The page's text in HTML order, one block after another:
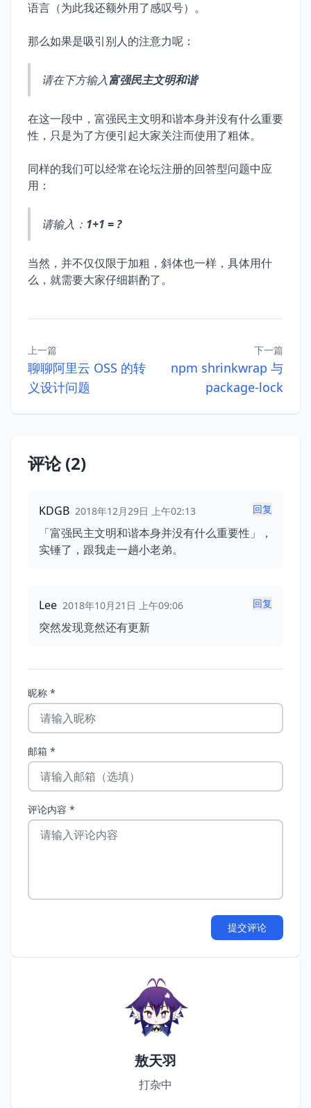
语言（为此我还额外用了感叹号）。
那么如果是吸引别人的注意力呢：
请在下方输入富强民主文明和谐
在这一段中，富强民主文明和谐本身并没有什么重要
性，只是为了方便引起大家关注而使用了粗体。
同样的我们可以经常在论坛注册的回答型问题中应
用：
请输入： 1+1 = ?
当然，并不仅仅限于加粗，斜体也一样，具体用什
么，就需要大家仔细斟酌了。
上一篇
聊聊阿里云 OSS 的转
义设计问题
下一篇
npm shrinkwrap 与
package-lock
评论 (2)
KDGB 2018年12月29日 上午02:13 回复
「富强民主文明和谐本身并没有什么重要性」，
实锤了，跟我走一趟小老弟。
Lee 2018年10月21日 上午09:06 回复
突然发现竟然还有更新
昵称 *
邮箱 *
评论内容 *
提交评论
敖天羽
打杂中